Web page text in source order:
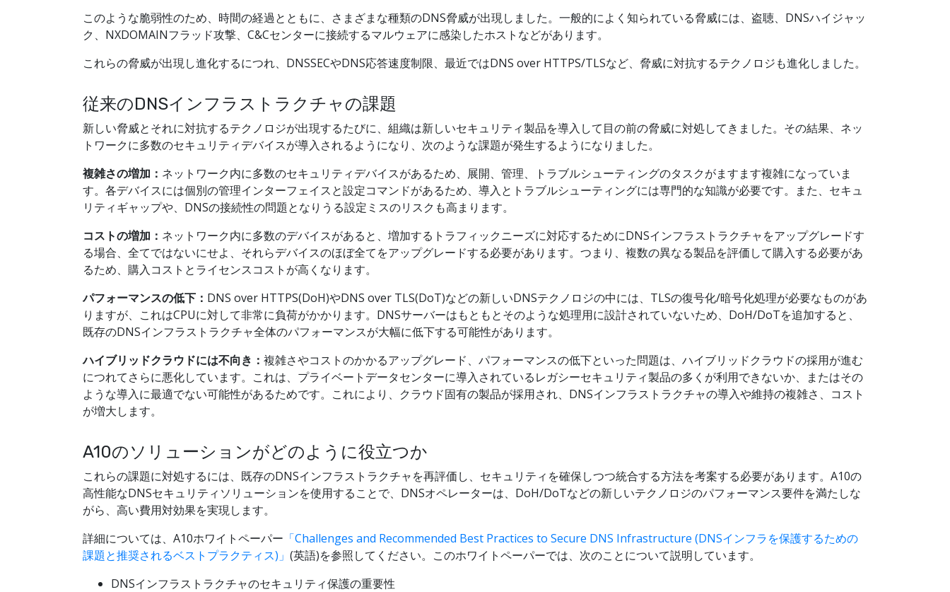
このような脆弱性のため、時間の経過とともに、さまざまな種類のDNS脅威が出現しました。一般的によく知られている脅威には、盗聴、DNSハイジャッ
ク、NXDOMAINフラッド攻撃、C&Cセンターに接続するマルウェアに感染したホストなどがあります。
これらの脅威が出現し進化するにつれ、DNSSECやDNS応答速度制限、最近ではDNS over HTTPS/TLSなど、脅威に対抗するテクノロジも進化しました。
従来のDNSインフラストラクチャの課題
新しい脅威とそれに対抗するテクノロジが出現するたびに、組織は新しいセキュリティ製品を導入して目の前の脅威に対処してきました。その結果、ネッ
トワークに多数のセキュリティデバイスが導入されるようになり、次のような課題が発生するようになりました。
複雑さの増加： ネットワーク内に多数のセキュリティデバイスがあるため、展開、管理、トラブルシューティングのタスクがますます複雑になっていま
す。各デバイスには個別の管理インターフェイスと設定コマンドがあるため、導入とトラブルシューティングには専門的な知識が必要です。また、セキュ
リティギャップや、DNSの接続性の問題となりうる設定ミスのリスクも高まります。
コストの増加： ネットワーク内に多数のデバイスがあると、増加するトラフィックニーズに対応するためにDNSインフラストラクチャをアップグレードす
る場合、全てではないにせよ、それらデバイスのほぼ全てをアップグレードする必要があります。つまり、複数の異なる製品を評価して購入する必要があ
るため、購入コストとライセンスコストが高くなります。
パフォーマンスの低下： DNS over HTTPS(DoH)やDNS over TLS(DoT)などの新しいDNSテクノロジの中には、TLSの復号化/暗号化処理が必要なものがあ
りますが、これはCPUに対して非常に負荷がかかります。DNSサーバーはもともとそのような処理用に設計されていないため、DoH/DoTを追加すると、
既存のDNSインフラストラクチャ全体のパフォーマンスが大幅に低下する可能性があります。
ハイブリッドクラウドには不向き： 複雑さやコストのかかるアップグレード、パフォーマンスの低下といった問題は、ハイブリッドクラウドの採用が進む
につれてさらに悪化しています。これは、プライベートデータセンターに導入されているレガシーセキュリティ製品の多くが利用できないか、またはその
ような導入に最適でない可能性があるためです。これにより、クラウド固有の製品が採用され、DNSインフラストラクチャの導入や維持の複雑さ、コスト
が増大します。
A10のソリューションがどのように役立つか
これらの課題に対処するには、既存のDNSインフラストラクチャを再評価し、セキュリティを確保しつつ統合する方法を考案する必要があります。A10の
高性能なDNSセキュリティソリューションを使用することで、DNSオペレーターは、DoH/DoTなどの新しいテクノロジのパフォーマンス要件を満たしな
がら、高い費用対効果を実現します。
詳細については、A10ホワイトペーパー 「Challenges and Recommended Best Practices to Secure DNS Infrastructure (DNSインフラを保護するための
課題と推奨されるベストプラクティス)」 (英語)を参照してください。このホワイトペーパーでは、次のことについて説明しています。
DNSインフラストラクチャのセキュリティ保護の重要性